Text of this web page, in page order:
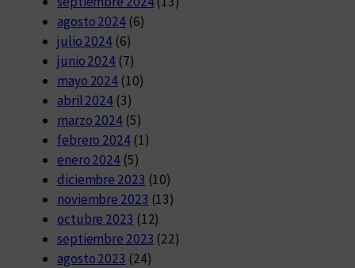
agosto 2024(6)
julio 2024 (6)
junio 2024 (7)
mayo 2024 (10)
abril 2024 (3)
marzo 2024 (5)
febrero 2024(1)
enero 2024 (5)
diciembre 2023 (10)
noviembre 2023 (13)
octubre 2023 (12)
septiembre 2023 (22)
agosto 2023 (24)